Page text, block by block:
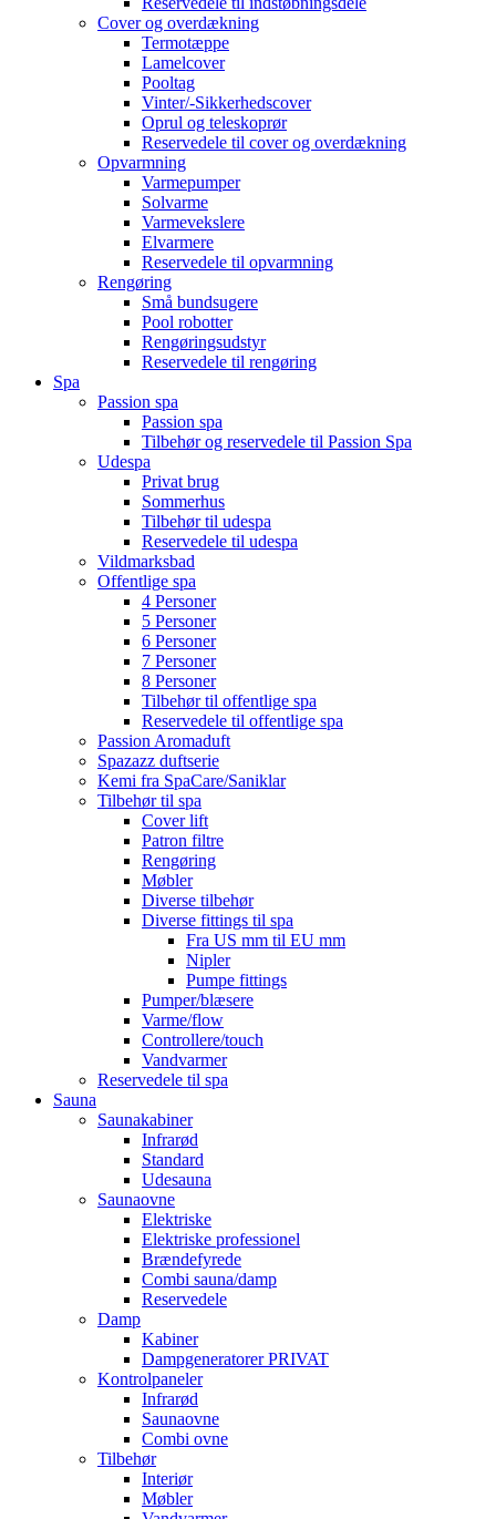
Cover og overdækning
Termotæppe
Lamelcover
Pooltag
Vinter/-Sikkerhedscover
Oprul og teleskoprør
Reservedele til cover og overdækning
Opvarmning
Varmepumper
Solvarme
Varmevekslere
Elvarmere
Reservedele til opvarmning
Rengøring
Små bundsugere
Pool robotter
Rengøringsudstyr
Reservedele til rengøring
Spa
Passion spa
Passion spa
Tilbehør og reservedele til Passion Spa
Udespa
Privat brug
Sommerhus
Tilbehør til udespa
Reservedele til udespa
Vildmarksbad
Offentlige spa
4 Personer
5 Personer
6 Personer
7 Personer
8 Personer
Tilbehør til offentlige spa
Reservedele til offentlige spa
Passion Aromaduft
Spazazz duftserie
Kemi fra SpaCare/Saniklar
Tilbehør til spa
Cover lift
Patron filtre
Rengøring
Møbler
Diverse tilbehør
Diverse fittings til spa
Fra US mm til EU mm
Nipler
Pumpe fittings
Pumper/blæsere
Varme/flow
Controllere/touch
Vandvarmer
Reservedele til spa
Sauna
Saunakabiner
Infrarød
Standard
Udesauna
Saunaovne
Elektriske
Elektriske professionel
Brændefyrede
Combi sauna/damp
Reservedele
Damp
Kabiner
Dampgeneratorer PRIVAT
Kontrolpaneler
Infrarød
Saunaovne
Combi ovne
Tilbehør
Interiør
Møbler